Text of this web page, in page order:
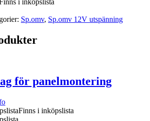
Sp.omv, Sp.omv 12V utspänning
för panelmontering
Finns i inköpslista